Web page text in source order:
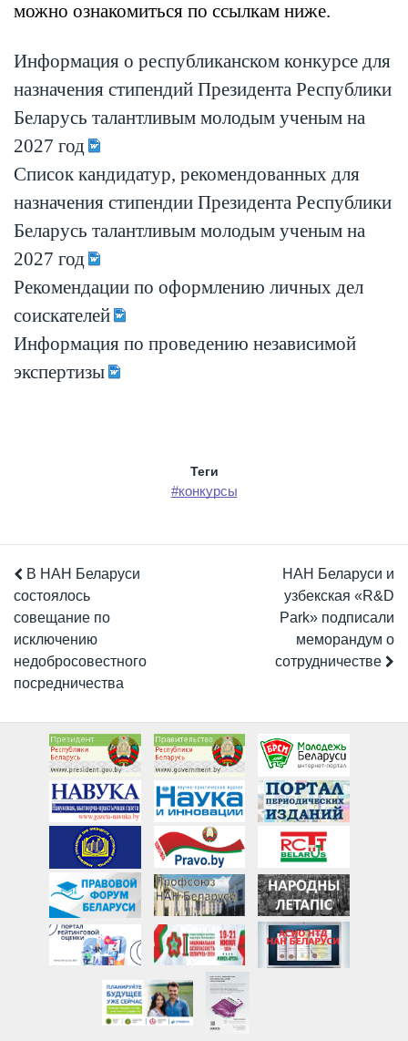
можно ознакомиться по ссылкам ниже.
Информация о республиканском конкурсе для
назначения стипендий Президента Республики
Беларусь талантливым молодым ученым на
2027 год
Список кандидатур, рекомендованных для
назначения стипендии Президента Республики
Беларусь талантливым молодым ученым на
2027 год
Рекомендации по оформлению личных дел
соискателей
Информация по проведению независимой
экспертизы
Теги
#конкурсы
В НАН Беларуси
состоялось
совещание по
исключению
недобросовестного
посредничества
НАН Беларуси и
узбекская «R&D
Park» подписали
меморандум о
сотрудничестве